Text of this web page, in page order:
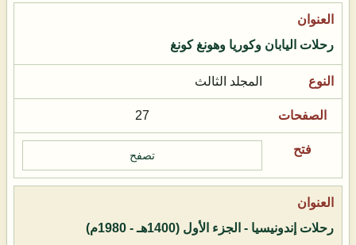
رحلات اليابان وكوريا وهونغ كونغ
المجلد الثالث
27
تصفح
رحلات إندونيسيا - الجزء الأول (1400هـ - 1980م)